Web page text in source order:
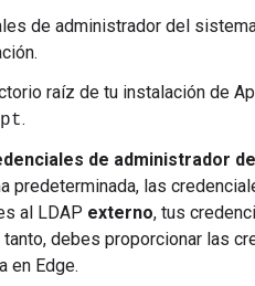
de administrador del
raíz de tu instalación de
.
de administrador
predeterminada, las
al LDAP externo, tus
tanto, debes proporcionar las
en Edge.